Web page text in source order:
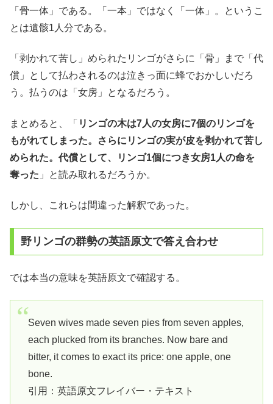
「骨一体」である。「一本」ではなく「一体」。というこ
とは遺骸1人分である。
「剥かれて苦し」められたリンゴがさらに「骨」まで「代
償」として払わされるのは泣きっ面に蜂でおかしいだろ
う。払うのは「女房」となるだろう。
まとめると、「 リンゴの木は7人の女房に7個のリンゴを
もがれてしまった。さらにリンゴの実が皮を剥かれて苦し
められた。代償として、リンゴ1個につき女房1人の命を
奪った 」と読み取れるだろうか。
しかし、これらは間違った解釈であった。
野リンゴの群勢の英語原文で答え合わせ
では本当の意味を英語原文で確認する。
Seven wives made seven pies from seven apples,
each plucked from its branches. Now bare and
bitter, it comes to exact its price: one apple, one
bone.
引用：英語原文フレイバー・テキスト